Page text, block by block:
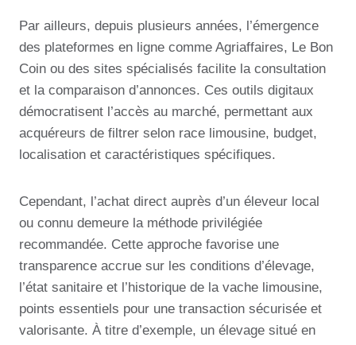
Par ailleurs, depuis plusieurs années, l’émergence
des plateformes en ligne comme Agriaffaires, Le Bon
Coin ou des sites spécialisés facilite la consultation
et la comparaison d’annonces. Ces outils digitaux
démocratisent l’accès au marché, permettant aux
acquéreurs de filtrer selon race limousine, budget,
localisation et caractéristiques spécifiques.
Cependant, l’achat direct auprès d’un éleveur local
ou connu demeure la méthode privilégiée
recommandée. Cette approche favorise une
transparence accrue sur les conditions d’élevage,
l’état sanitaire et l’historique de la vache limousine,
points essentiels pour une transaction sécurisée et
valorisante. À titre d’exemple, un élevage situé en